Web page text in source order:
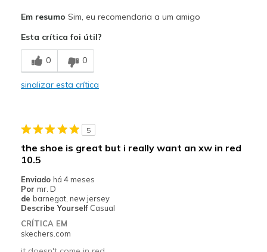
Stylish
Melhores utilizações
Casual Wear
Walking
Width
Sizing
View On Shoes
Em resumo Sim, eu recomendaria a um amigo
Esta crítica foi útil?
0 0
sinalizar esta crítica
5
the shoe is great but i really want an xw in red
10.5
Enviado há 4 meses
Por mr. D
de barnegat, new jersey
Describe Yourself Casual
CRÍTICA EM
skechers.com